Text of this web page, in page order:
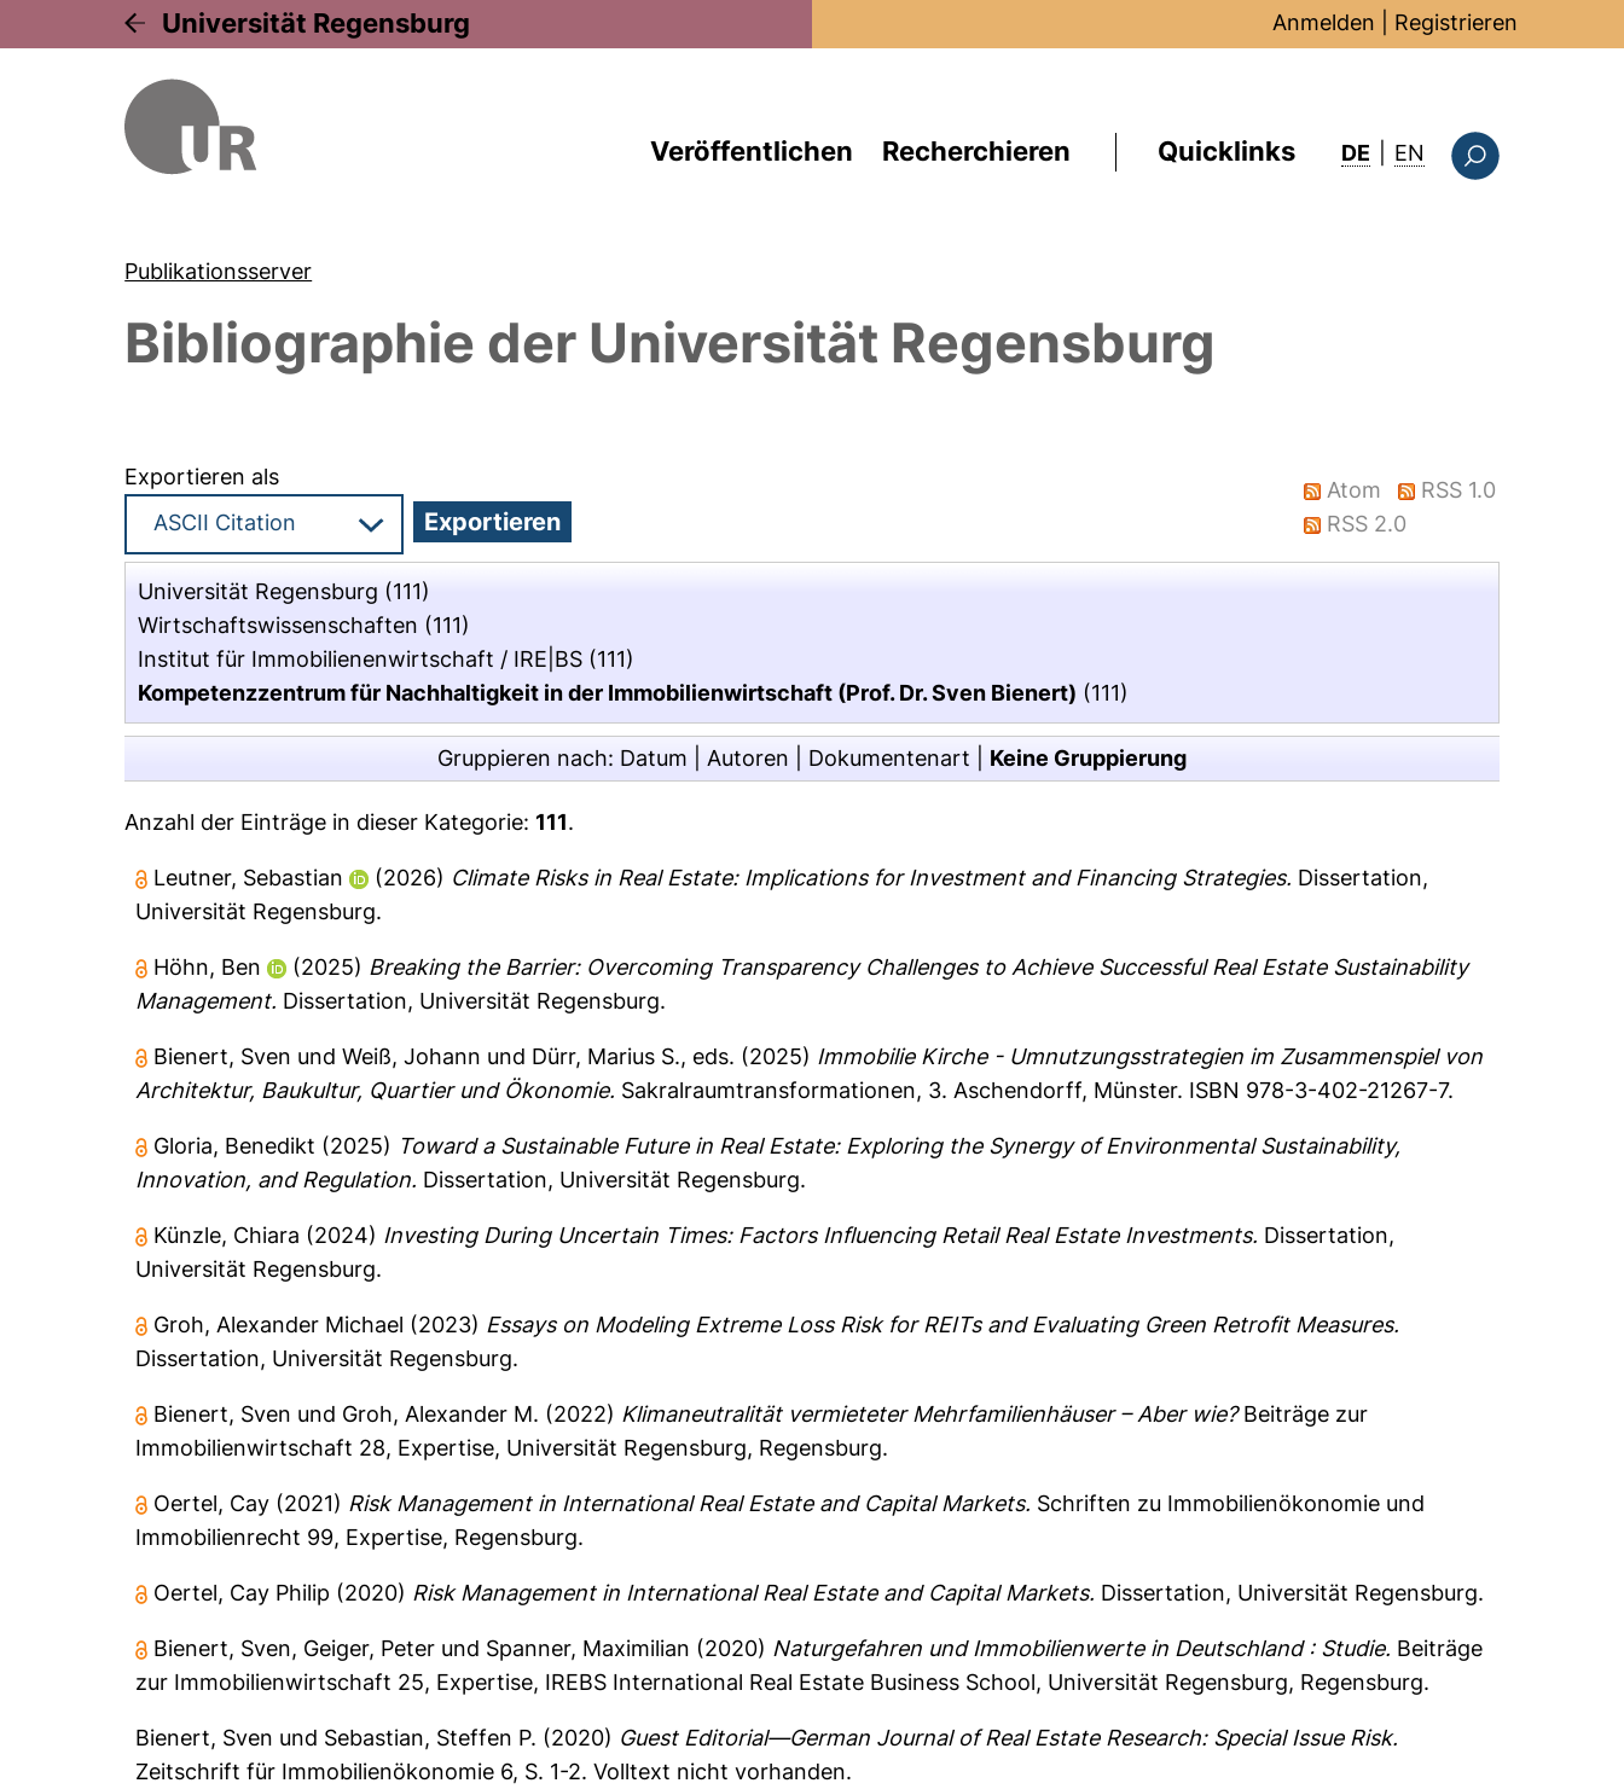
Universität Regensburg Anmelden Registrieren
Veröffentlichen Recherchieren Quicklinks DE EN : this page in
Publikationsserver
Bibliographie der Universität Regensburg
Exportieren als
Atom
RSS 1.0
RSS 2.0
Universität Regensburg (111)
Wirtschaftswissenschaften (111)
Institut für Immobilienenwirtschaft / IRE|BS (111)
Kompetenzzentrum für Nachhaltigkeit in der Immobilienwirtschaft (Prof. Dr. Sven Bienert) (111)
Gruppieren nach: Datum Autoren Dokumentenart Keine Gruppierung
Anzahl der Einträge in dieser Kategorie:111.
Leutner, Sebastian (2026) Climate Risks in Real Estate: Implications for Investment and Financing Strategies. Dissertation,
Universität Regensburg.
Höhn, Ben (2025) Breaking the Barrier: Overcoming Transparency Challenges to Achieve Successful Real Estate Sustainability
Management. Dissertation, Universität Regensburg.
Bienert, Sven undWeiß, Johann und Dürr, Marius S., eds. (2025) Immobilie Kirche - Umnutzungsstrategien im Zusammenspiel von
Architektur, Baukultur, Quartier und Ökonomie. Sakralraumtransformationen, 3. Aschendorff, Münster. ISBN 978-3-402-21267-7.
Gloria, Benedikt (2025) Toward a Sustainable Future in Real Estate: Exploring the Synergy of Environmental Sustainability,
Innovation, and Regulation. Dissertation, Universität Regensburg.
Künzle, Chiara (2024) Investing During Uncertain Times: Factors Influencing Retail Real Estate Investments. Dissertation,
Universität Regensburg.
Groh, Alexander Michael (2023) Essays on Modeling Extreme Loss Risk for REITs and Evaluating Green Retrofit Measures.
Dissertation, Universität Regensburg.
Bienert, Sven und Groh, Alexander M. (2022) Klimaneutralität vermieteter Mehrfamilienhäuser – Aber wie? Beiträge zur
Immobilienwirtschaft 28, Expertise, Universität Regensburg, Regensburg.
Oertel, Cay (2021) Risk Management in International Real Estate and Capital Markets. Schriften zu Immobilienökonomie und
Immobilienrecht 99, Expertise, Regensburg.
Oertel, Cay Philip (2020) Risk Management in International Real Estate and Capital Markets. Dissertation, Universität Regensburg.
Bienert, Sven, Geiger, Peter und Spanner, Maximilian (2020) Naturgefahren und Immobilienwerte in Deutschland : Studie. Beiträge
zur Immobilienwirtschaft 25, Expertise, IREBS International Real Estate Business School, Universität Regensburg, Regensburg.
Bienert, Sven und Sebastian, Steffen P. (2020) Guest Editorial—German Journal of Real Estate Research: Special Issue Risk.
Zeitschrift für Immobilienökonomie 6, S. 1-2.Volltext nicht vorhanden.